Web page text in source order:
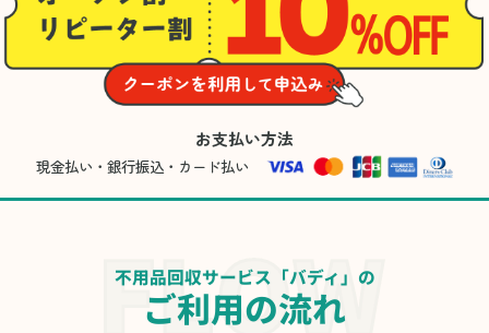
お支払い方法
現金払い・銀行振込・カード払い
不用品回収サービス「バディ」の
ご利用の流れ